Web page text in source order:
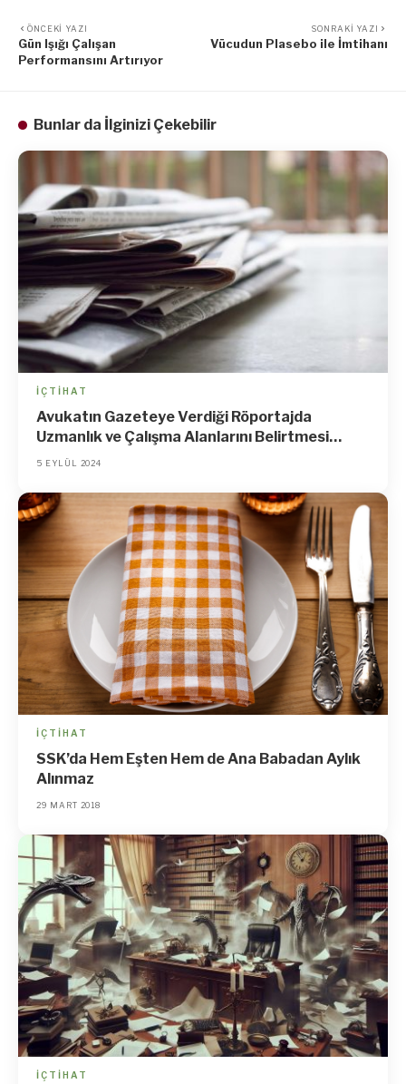
ÖNCEKI YAZI
Gün Işığı Çalışan
Performansını Artırıyor
SONRAKI YAZI
Vücudun Plasebo ile İmtihanı
Bunlar da İlginizi Çekebilir
İÇTIHAT
Avukatın Gazeteye Verdiği Röportajda
Uzmanlık ve Çalışma Alanlarını Belirtmesi
Reklam Yasağına Aykırılıktır
5 EYLÜL 2024
İÇTIHAT
SSK’da Hem Eşten Hem de Ana Babadan Aylık
Alınmaz
29 MART 2018
İÇTIHAT